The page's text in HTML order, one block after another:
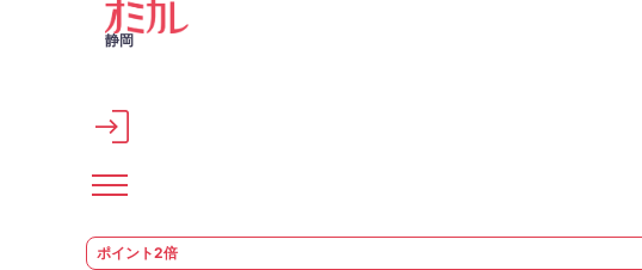
メインコンテンツへスキップ
静岡
ポイント2倍